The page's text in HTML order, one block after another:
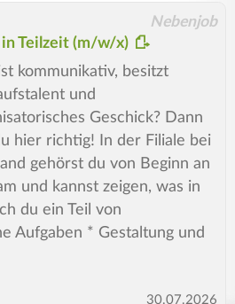
Nebenjob
Teilzeit (m/w/x)
kommunikativ, besitzt
und
Geschick? Dann
hier richtig! In der Filiale bei
gehörst du von Beginn an
und kannst zeigen, was in
du ein Teil von
Aufgaben * Gestaltung und
30.07.2026